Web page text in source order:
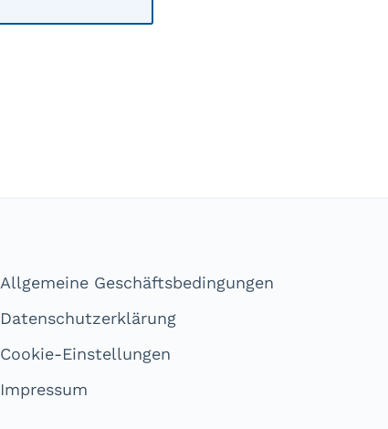
Allgemeine Geschäftsbedingungen
Datenschutzerklärung
Cookie-Einstellungen
Impressum